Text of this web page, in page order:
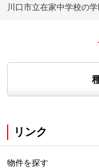
川口市立在家中学校の
リンク
物件を探す